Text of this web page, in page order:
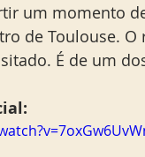
um momento
de Toulouse.
É de um